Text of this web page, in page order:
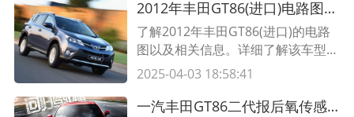
2012年丰田GT86(进口)电路图及相关信息
了解2012年丰田GT86(进口)的电路
图以及相关信息。详细了解该车型的
电子系统和复杂的电路配置。
2025-04-03 18:58:41
一汽丰田GT86二代报后氧传感器故障,洗了氧传感器后故障灯亮了